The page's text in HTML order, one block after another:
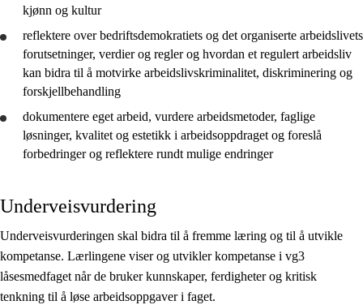
kjønn og kultur
reflektere over bedriftsdemokratiets og det organiserte arbeidslivets
forutsetninger, verdier og regler og hvordan et regulert arbeidsliv
kan bidra til å motvirke arbeidslivskriminalitet, diskriminering og
forskjellbehandling
dokumentere eget arbeid, vurdere arbeidsmetoder, faglige
løsninger, kvalitet og estetikk i arbeidsoppdraget og foreslå
forbedringer og reflektere rundt mulige endringer
Underveisvurdering
Underveisvurderingen skal bidra til å fremme læring og til å utvikle
kompetanse. Lærlingene viser og utvikler kompetanse i vg3
låsesmedfaget når de bruker kunnskaper, ferdigheter og kritisk
tenkning til å løse arbeidsoppgaver i faget.